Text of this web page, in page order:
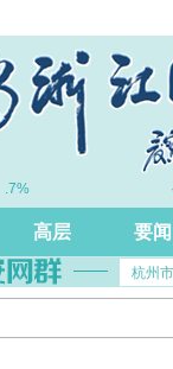
高层 要闻
杭州市